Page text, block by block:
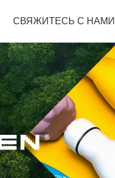
СВЯЖИТЕСЬ С НАМИ